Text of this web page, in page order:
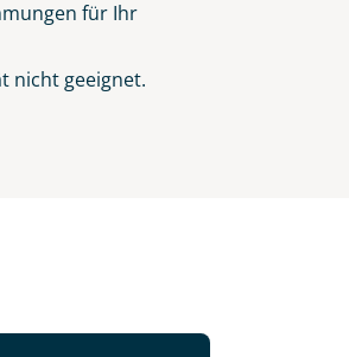
für Ihr
nicht geeignet.